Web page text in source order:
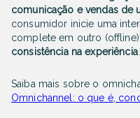
comunicação e vendas de
consumidor inicie uma
complete em outro
consistência na experiência.
Saiba mais sobre o
Omnichannel: o que é,